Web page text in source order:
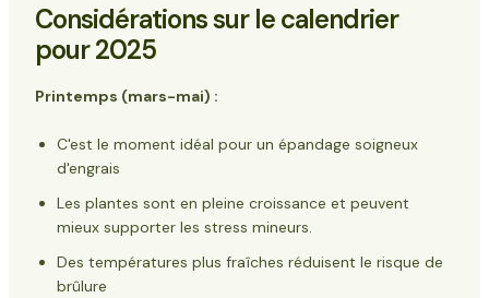
Considérations sur le calendrier
pour 2025
Printemps (mars-mai) :
C'est le moment idéal pour un épandage soigneux
d'engrais
Les plantes sont en pleine croissance et peuvent
mieux supporter les stress mineurs.
Des températures plus fraîches réduisent le risque de
brûlure